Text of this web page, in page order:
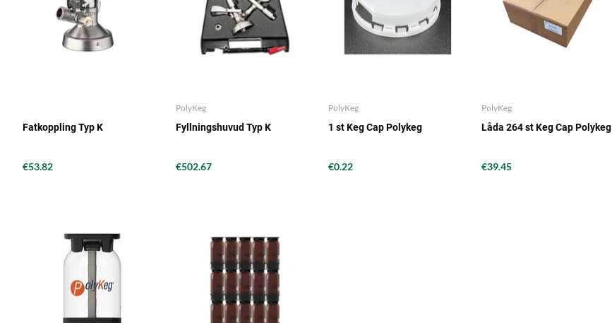
Fatkoppling Typ K
€53.82
PolyKeg
Fyllningshuvud Typ K
€502.67
PolyKeg
1 st Keg Cap Polykeg
€0.22
PolyKeg
Låda 264 st Keg Cap Polykeg
€39.45